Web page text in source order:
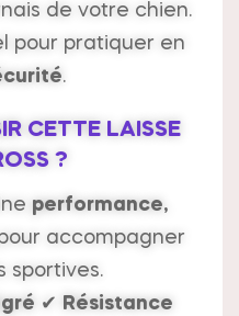
de votre chien.
pour pratiquer en
.
CETTE LAISSE
?
performance,
accompagner
sportives.
✔ Résistance